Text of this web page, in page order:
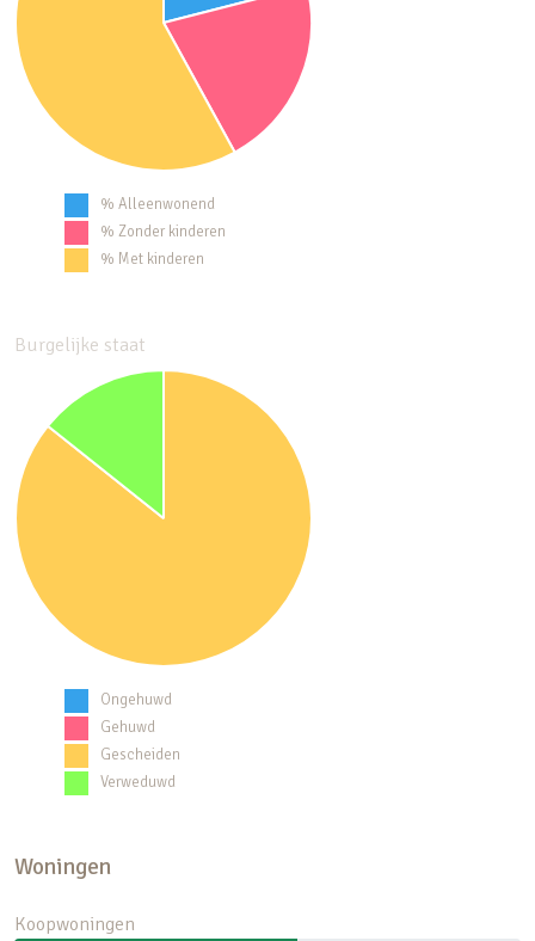
% Alleenwonend
% Zonder kinderen
% Met kinderen
Burgelijke staat
Ongehuwd
Gehuwd
Gescheiden
Verweduwd
Woningen
Koopwoningen